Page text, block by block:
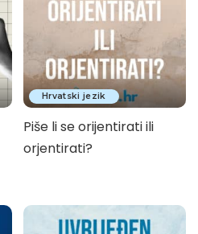
Hrvatski jezik
Piše li se orijentirati ili
orjentirati?